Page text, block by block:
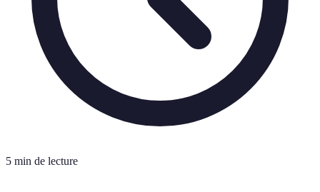
5 min de lecture